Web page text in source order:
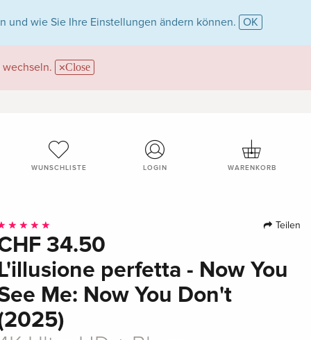
und wie Sie Ihre Einstellungen ändern können. OK
wechseln. Close
WUNSCHLISTE LOGIN WARENKORB
Teilen
34.50
perfetta - Now You
Me: Now You Don't